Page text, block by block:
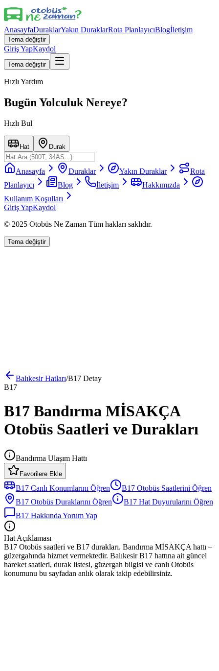
AnasayfaDuraklarYakın DuraklarRota PlanlayıcıBlogİletişim
Tema değiştir
Giriş YapKaydol
Tema değiştir
Hızlı Yardım
Bugün Yolculuk Nereye?
Hızlı Bul
Hat Durak
Anasayfa Duraklar Yakın Duraklar
Rota
Planlayıcı
Blog İletişim
Hakkımızda
Kullanım Koşulları
Giriş YapKaydol
© 2025 Otobüs Ne Zaman Tüm hakları saklıdır.
Tema değiştir
BalıkesirHatları/B17 Detay
B17
B17 Bandırma MİSAKÇA
Otobüs Saatleri ve Durakları
Bandırma Ulaşım Hattı
Favorilere Ekle
B17 Canlı Konumlarını Öğren B17 Otobüs Saatlerini Öğren
B17 Otobüs Duraklarını Öğren B17 Hat Duyurularını Öğren
B17 Hakkında Yorum Yap
Hat Açıklaması
B17 Otobüs saatleri ve B17 durakları. Bandırma MİSAKÇA hattı –
güzergahında hizmet vermektedir. Balıkesir B17 hattına ait güncel
hareket saatleri, durak listesi, güzergah bilgisi ve canlı Otobüs
konumunu bu sayfadan anlık olarak takip edebilirsiniz.